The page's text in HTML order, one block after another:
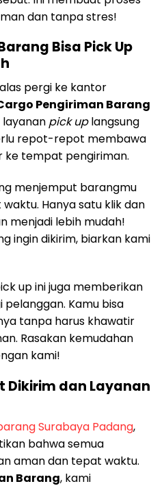
dan tanpa stres!
Bisa Pick Up
pergi ke kantor
Pengiriman Barang
layanan pick uplangsung
repot-repot membawa
tempat pengiriman.
menjemput barangmu
Hanya satu klik dan
menjadi lebih mudah!
ingin dikirim, biarkan kami
up ini juga memberikan
Kamu bisa
tanpa harus khawatir
Rasakan kemudahan
kami!
Dikirim dan Layanan
Surabaya Padang,
bahwa semua
aman dan tepat waktu.
Barang, kami